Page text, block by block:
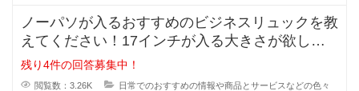
ノーパソが入るおすすめのビジネスリュックを教
えてください！17インチが入る大きさが欲しい
です。ノーパソだけ入るものでもい
残り4件の回答募集中！
閲覧数：3.26K 日常でのおすすめの情報や商品とサービスなどの色々